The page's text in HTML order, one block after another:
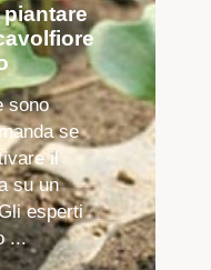
sono
se
il
su un
esperti
...